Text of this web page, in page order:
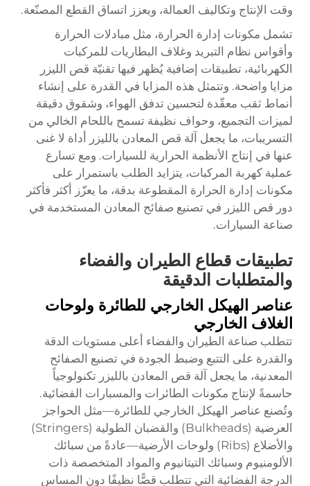
وقت الإنتاج وتكاليف العمالة، ويعزز اتساق القطع المصنّعة.
تشمل مكونات إدارة الحرارة، مثل مبادلات الحرارة
وأقواس نظام التبريد وغلاف البطاريات للمركبات
الكهربائية، تطبيقات إضافية يُظهر فيها تقنيّة قص الليزر
مزايا واضحة. وتتمثل هذه المزايا في القدرة على إنشاء
أنماط ثقب معقّدة لتحسين تدفق الهواء، وشقوق دقيقة
لميزات التجميع، وحواف نظيفة تسمح باللحام الخالي من
التسريبات، ما يجعل آلة قص المعادن بالليزر أداة لا غنى
عنها في إنتاج الأنظمة الحرارية للسيارات. ومع تسارع
عملية كهربة المركبات، يتزايد الطلب باستمرار على
مكونات إدارة الحرارة المقطوعة بدقة، ما يعزّز أكثر فأكثر
دور قص الليزر في تصنيع صفائح المعادن المستخدمة في
صناعة السيارات.
تطبيقات قطاع الطيران والفضاء
والمتطلبات الدقيقة
عناصر الهيكل الخارجي للطائرة ولوحات
الغلاف الخارجي
تتطلب صناعة الطيران والفضاء أعلى مستويات الدقة
والقدرة على التتبع وضبط الجودة في تصنيع الصفائح
المعدنية، ما يجعل آلة قص المعادن بالليزر تكنولوجياً
حاسمةً لإنتاج مكونات الطائرات والمسبارات الفضائية.
وتُصنع عناصر الهيكل الخارجي للطائرة—مثل الحواجز
العرضية (Bulkheads) والقضبان الطولية (Stringers)
والأضلاع (Ribs) ولوحات الأرضية—عادةً من سبائك
الألومنيوم وسبائك التيتانيوم والمواد المتخصصة ذات
الدرجة الفضائية التي تتطلب قصًّا نظيفًا دون المساس